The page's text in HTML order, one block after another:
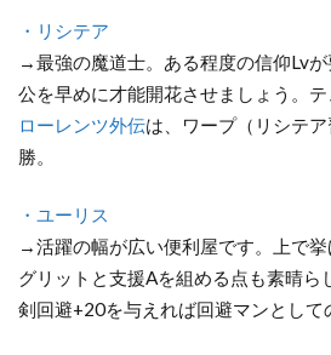
・リシテア
→最強の魔道士。ある程度の信仰Lv
公を早めに才能開花させましょう。
ローレンツ外伝は、ワープ（リシテ
勝。
・ユーリス
→活躍の幅が広い便利屋です。上で
グリットと支援Aを組める点も素晴ら
剣回避+20を与えれば回避マンとして